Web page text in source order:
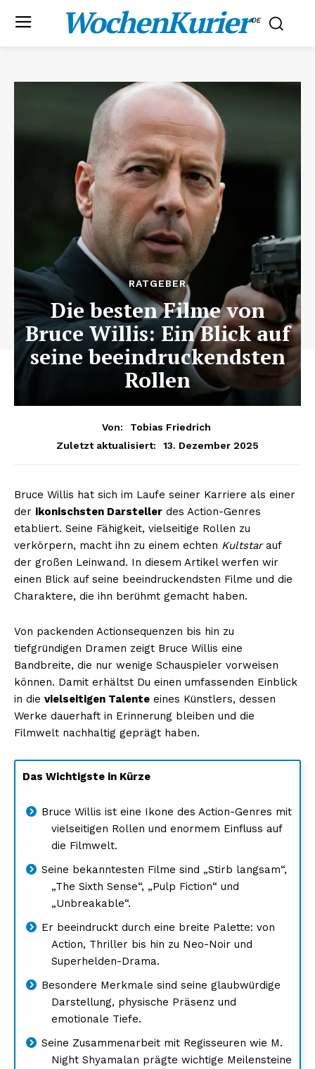
WochenKurier.DE
RATGEBER
Die besten Filme von
Bruce Willis: Ein Blick auf
seine beeindruckendsten
Rollen
Von:
Tobias Friedrich
Zuletzt aktualisiert:
13. Dezember 2025
Bruce Willis hat sich im Laufe seiner Karriere als einer
der ikonischsten Darsteller des Action-Genres
etabliert. Seine Fähigkeit, vielseitige Rollen zu
verkörpern, macht ihn zu einem echten Kultstarauf
der großen Leinwand. In diesem Artikel werfen wir
einen Blick auf seine beeindruckendsten Filme und die
Charaktere, die ihn berühmt gemacht haben.
Von packenden Actionsequenzen bis hin zu
tiefgründigen Dramen zeigt Bruce Willis eine
Bandbreite, die nur wenige Schauspieler vorweisen
können. Damit erhältst Du einen umfassenden Einblick
in die vielseitigen Talente eines Künstlers, dessen
Werke dauerhaft in Erinnerung bleiben und die
Filmwelt nachhaltig geprägt haben.
Das Wichtigste in Kürze
Bruce Willis ist eine Ikone des Action-Genres mit
vielseitigen Rollen und enormem Einfluss auf
die Filmwelt.
Seine bekanntesten Filme sind „Stirb langsam“,
„The Sixth Sense“, „Pulp Fiction“ und
„Unbreakable“.
Er beeindruckt durch eine breite Palette: von
Action, Thriller bis hin zu Neo-Noir und
Superhelden-Drama.
Besondere Merkmale sind seine glaubwürdige
Darstellung, physische Präsenz und
emotionale Tiefe.
Seine Zusammenarbeit mit Regisseuren wie M.
Night Shyamalan prägte wichtige Meilensteine